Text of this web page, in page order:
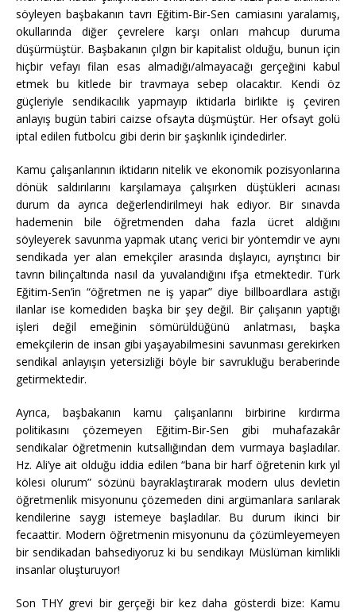
söyleyen başbakanın tavrı Eğitim-Bir-Sen camiasını yaralamış,
okullarında diğer çevrelere karşı onları mahcup duruma
düşürmüştür. Başbakanın çılgın bir kapitalist olduğu, bunun için
hiçbir vefayı filan esas almadığı/almayacağı gerçeğini kabul
etmek bu kitlede bir travmaya sebep olacaktır. Kendi öz
güçleriyle sendikacılık yapmayıp iktidarla birlikte iş çeviren
anlayış bugün tabiri caizse ofsayta düşmüştür. Her ofsayt golü
iptal edilen futbolcu gibi derin bir şaşkınlık içindedirler.
Kamu çalışanlarının iktidarın nitelik ve ekonomik pozisyonlarına
dönük saldırılarını karşılamaya çalışırken düştükleri acınası
durum da ayrıca değerlendirilmeyi hak ediyor. Bir sınavda
hademenin bile öğretmenden daha fazla ücret aldığını
söyleyerek savunma yapmak utanç verici bir yöntemdir ve aynı
sendikada yer alan emekçiler arasında dışlayıcı, ayrıştırıcı bir
tavrın bilinçaltında nasıl da yuvalandığını ifşa etmektedir. Türk
Eğitim-Sen’in “öğretmen ne iş yapar” diye billboardlara astığı
ilanlar ise komediden başka bir şey değil. Bir çalışanın yaptığı
işleri değil emeğinin sömürüldüğünü anlatması, başka
emekçilerin de insan gibi yaşayabilmesini savunması gerekirken
sendikal anlayışın yetersizliği böyle bir savrukluğu beraberinde
getirmektedir.
Ayrıca, başbakanın kamu çalışanlarını birbirine kırdırma
politikasını çözemeyen Eğitim-Bir-Sen gibi muhafazakâr
sendikalar öğretmenin kutsallığından dem vurmaya başladılar.
Hz. Ali’ye ait olduğu iddia edilen “bana bir harf öğretenin kırk yıl
kölesi olurum” sözünü bayraklaştırarak modern ulus devletin
öğretmenlik misyonunu çözemeden dini argümanlara sarılarak
kendilerine saygı istemeye başladılar. Bu durum ikinci bir
fecaattir. Modern öğretmenin misyonunu da çözümleyemeyen
bir sendikadan bahsediyoruz ki bu sendikayı Müslüman kimlikli
insanlar oluşturuyor!
Son THY grevi bir gerçeği bir kez daha gösterdi bize: Kamu